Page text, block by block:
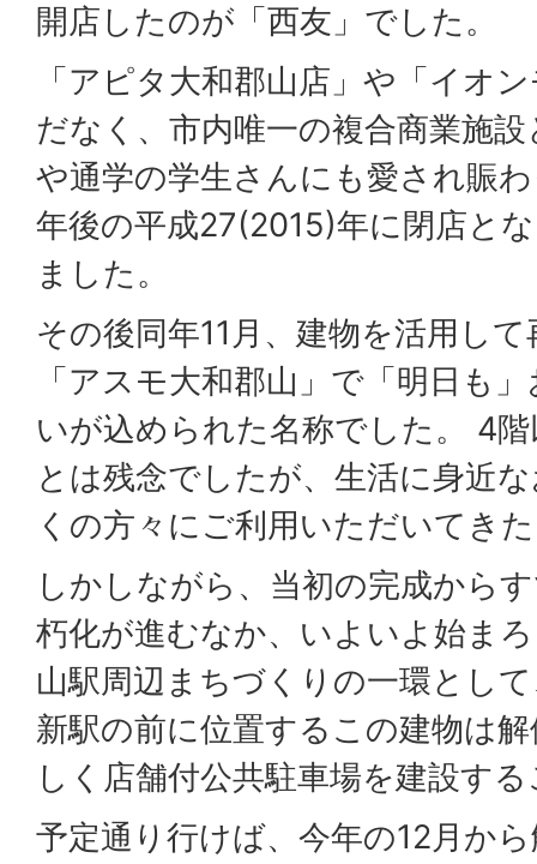
開店したのが「西友」でした。
「アピタ大和郡山店」や「イオ
だなく、市内唯一の複合商業施
や通学の学生さんにも愛され賑
年後の平成27(2015)年に閉店と
ました。
その後同年11月、建物を活用し
「アスモ大和郡山」で「明日も
いが込められた名称でした。 4
とは残念でしたが、生活に身近
くの方々にご利用いただいてき
しかしながら、当初の完成から
朽化が進むなか、いよいよ始ま
山駅周辺まちづくりの一環とし
新駅の前に位置するこの建物は
しく店舗付公共駐車場を建設す
予定通り行けば、今年の12月か